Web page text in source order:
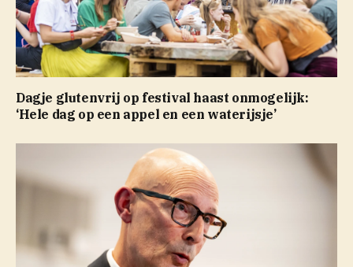
Dagje glutenvrij op festival haast onmogelijk:
‘Hele dag op een appel en een waterijsje’